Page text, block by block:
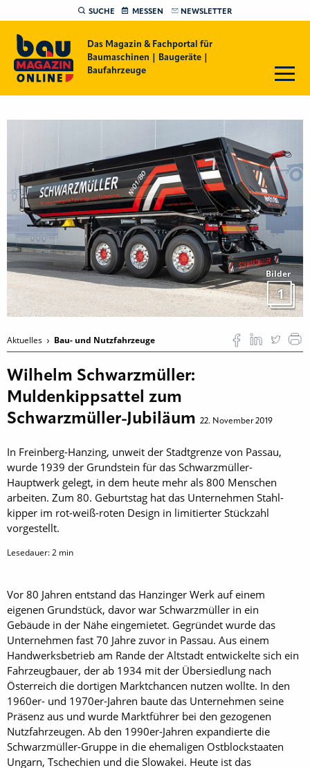
SUCHE MESSEN NEWSLETTER
Das Magazin & Fachportal für
Baumaschinen | Baugeräte |
Baufahrzeuge
Bilder
1
Aktuelles Bau- und Nutzfahrzeuge
Wilhelm Schwarzmüller:
Muldenkippsattel zum
Schwarzmüller-Jubiläum 22. November 2019
In Freinberg-Hanzing, unweit der Stadtgrenze von Passau,
wurde 1939 der Grundstein für das Schwarzmüller-
Hauptwerk gelegt, in dem heute mehr als 800 Menschen
arbeiten. Zum 80. Geburtstag hat das Unternehmen Stahl­
kipper im rot-weiß-roten Design in limitierter Stückzahl
vorgestellt.
Lesedauer:2 min
Vor 80 Jahren entstand das Hanzinger Werk auf einem
eigenen Grundstück, davor war Schwarzmüller in ein
Gebäude in der Nähe eingemietet. Gegründet wurde das
Unternehmen fast 70 Jahre zuvor in Passau. Aus einem
Handwerksbetrieb am Rande der Altstadt entwickelte sich ein
Fahrzeugbauer, der ab 1934 mit der Übersiedlung nach
Österreich die dortigen Marktchancen nutzen wollte. In den
1960er- und 1970er-Jahren baute das Unternehmen seine
Präsenz aus und wurde Marktführer bei den gezogenen
Nutzfahrzeugen. Ab den 1990er-Jahren expandierte die
Schwarzmüller-Gruppe in die ehemaligen Ostblockstaaten
Ungarn, Tschechien und die Slowakei. Heute ist das